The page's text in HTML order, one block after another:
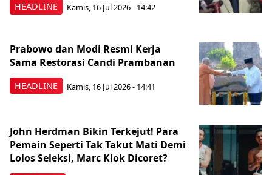
HEADLINE Kamis, 16 Jul 2026 - 14:42
HEADLINE
Prabowo dan Modi Resmi Kerja
Sama Restorasi Candi Prambanan
Kamis, 16 Jul 2026 - 14:41
John Herdman Bikin Terkejut! Para
Pemain Seperti Tak Takut Mati Demi
Lolos Seleksi, Marc Klok Dicoret?